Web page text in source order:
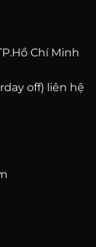
Chí Minh
off) liên hệ